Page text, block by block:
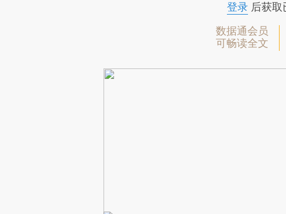
登录后获取
数据通会员
可畅读全文